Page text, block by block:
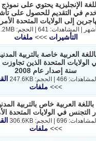
في التقديم للحصول على
إلى الولايات المتحدة
التأشيرات>>> ملفات
العربية خاصة بالتربية
سنة إصدار عام 2008
>>> ملفات
العربية خاص بالتربية
التجنس في الولايات المتحدة
>>> ملفات